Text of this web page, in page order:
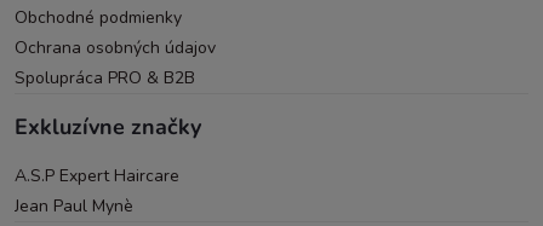
Obchodné podmienky
Ochrana osobných údajov
Spolupráca PRO & B2B
Exkluzívne značky
A.S.P Expert Haircare
Jean Paul Mynè